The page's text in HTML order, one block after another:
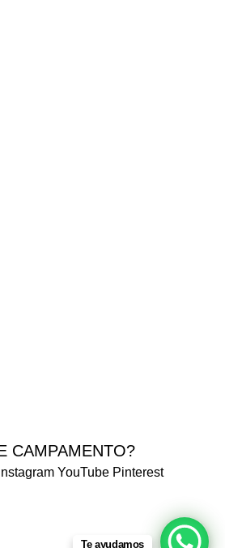
CAMPAMENTO?
Instagram YouTube Pinterest
Te ayudamos